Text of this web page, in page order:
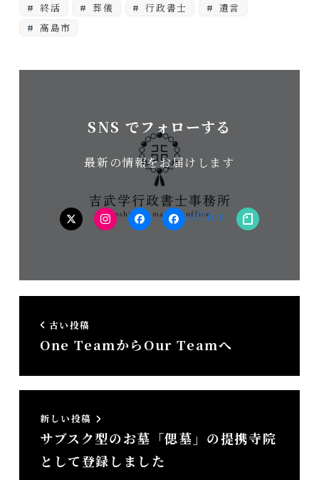
終活
葬儀 行政書士
遺言
高島市
SNS でフォローする
最新の情報をお届けします
twitterInstagramfacebook（個
facebook（事note
古い投稿
One TeamからOur Teamへ
新しい投稿
サブスク型のお墓「偲墓」の提携寺院
として登録しました